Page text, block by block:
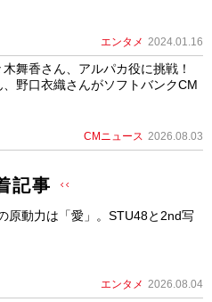
エンタメ 2024.01.16
舞香さん、アルパカ役に挑戦！
野口衣織さんがソフトバンクCM
CMニュース 2026.08.03
記事
原動力は「愛」。STU48と2nd写
エンタメ 2026.08.04